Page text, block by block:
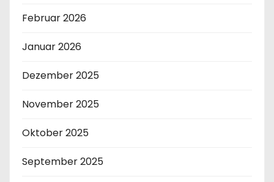
Februar 2026
Januar 2026
Dezember 2025
November 2025
Oktober 2025
September 2025